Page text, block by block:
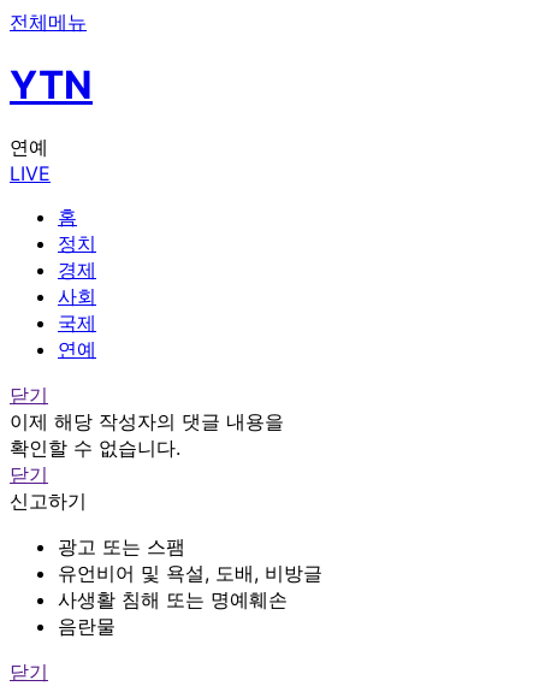
전체메뉴
YTN
연예
LIVE
홈
정치
경제
사회
국제
연예
닫기
이제 해당 작성자의 댓글 내용을
확인할 수 없습니다.
닫기
신고하기
광고 또는 스팸
유언비어 및 욕설, 도배, 비방글
사생활 침해 또는 명예훼손
음란물
닫기